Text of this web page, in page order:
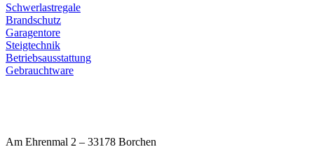
Schwerlastregale
Brandschutz
Garagentore
Steigtechnik
Betriebsausstattung
Gebrauchtware
Am Ehrenmal 2 – 33178 Borchen